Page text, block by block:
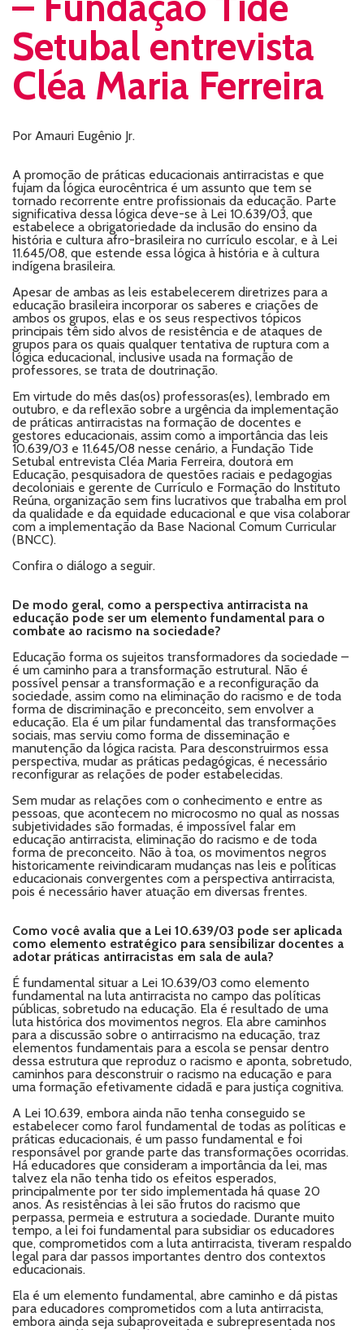
Setubal entrevista
Cléa Maria Ferreira
Por Amauri Eugênio Jr.
A promoção de práticas educacionais antirracistas e que
fujam da lógica eurocêntrica é um assunto que tem se
tornado recorrente entre profissionais da educação. Parte
significativa dessa lógica deve-se à Lei 10.639/03, que
estabelece a obrigatoriedade da inclusão do ensino da
história e cultura afro-brasileira no currículo escolar, e à Lei
11.645/08, que estende essa lógica à história e à cultura
indígena brasileira.
Apesar de ambas as leis estabelecerem diretrizes para a
educação brasileira incorporar os saberes e criações de
ambos os grupos, elas e os seus respectivos tópicos
principais têm sido alvos de resistência e de ataques de
grupos para os quais qualquer tentativa de ruptura com a
lógica educacional, inclusive usada na formação de
professores, se trata de doutrinação.
Em virtude do mês das(os) professoras(es), lembrado em
outubro, e da reflexão sobre a urgência da implementação
de práticas antirracistas na formação de docentes e
gestores educacionais, assim como a importância das leis
10.639/03 e 11.645/08 nesse cenário, a Fundação Tide
Setubal entrevista Cléa Maria Ferreira, doutora em
Educação, pesquisadora de questões raciais e pedagogias
decoloniais e gerente de Currículo e Formação do Instituto
Reúna, organização sem fins lucrativos que trabalha em prol
da qualidade e da equidade educacional e que visa colaborar
com a implementação da Base Nacional Comum Curricular
(BNCC).
Confira o diálogo a seguir.
De modo geral, como a perspectiva antirracista na
educação pode ser um elemento fundamental para o
combate ao racismo na sociedade?
Educação forma os sujeitos transformadores da sociedade –
é um caminho para a transformação estrutural. Não é
possível pensar a transformação e a reconfiguração da
sociedade, assim como na eliminação do racismo e de toda
forma de discriminação e preconceito, sem envolver a
educação. Ela é um pilar fundamental das transformações
sociais, mas serviu como forma de disseminação e
manutenção da lógica racista. Para desconstruirmos essa
perspectiva, mudar as práticas pedagógicas, é necessário
reconfigurar as relações de poder estabelecidas.
Sem mudar as relações com o conhecimento e entre as
pessoas, que acontecem no microcosmo no qual as nossas
subjetividades são formadas, é impossível falar em
educação antirracista, eliminação do racismo e de toda
forma de preconceito. Não à toa, os movimentos negros
historicamente reivindicaram mudanças nas leis e políticas
educacionais convergentes com a perspectiva antirracista,
pois é necessário haver atuação em diversas frentes.
Como você avalia que a Lei 10.639/03 pode ser aplicada
como elemento estratégico para sensibilizar docentes a
adotar práticas antirracistas em sala de aula?
É fundamental situar a Lei 10.639/03 como elemento
fundamental na luta antirracista no campo das políticas
públicas, sobretudo na educação. Ela é resultado de uma
luta histórica dos movimentos negros. Ela abre caminhos
para a discussão sobre o antirracismo na educação, traz
elementos fundamentais para a escola se pensar dentro
dessa estrutura que reproduz o racismo e aponta, sobretudo,
caminhos para desconstruir o racismo na educação e para
uma formação efetivamente cidadã e para justiça cognitiva.
A Lei 10.639, embora ainda não tenha conseguido se
estabelecer como farol fundamental de todas as políticas e
práticas educacionais, é um passo fundamental e foi
responsável por grande parte das transformações ocorridas.
Há educadores que consideram a importância da lei, mas
talvez ela não tenha tido os efeitos esperados,
principalmente por ter sido implementada há quase 20
anos. As resistências à lei são frutos do racismo que
perpassa, permeia e estrutura a sociedade. Durante muito
tempo, a lei foi fundamental para subsidiar os educadores
que, comprometidos com a luta antirracista, tiveram respaldo
legal para dar passos importantes dentro dos contextos
educacionais.
Ela é um elemento fundamental, abre caminho e dá pistas
para educadores comprometidos com a luta antirracista,
embora ainda seja subaproveitada e subrepresentada nos